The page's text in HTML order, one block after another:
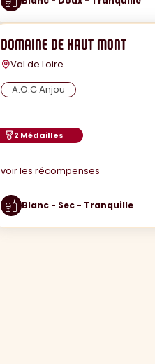
DOMAINE DE HAUT MONT
Val de Loire
A.O.C Anjou
2 Médailles
voir les récompenses
Blanc - Sec - Tranquille